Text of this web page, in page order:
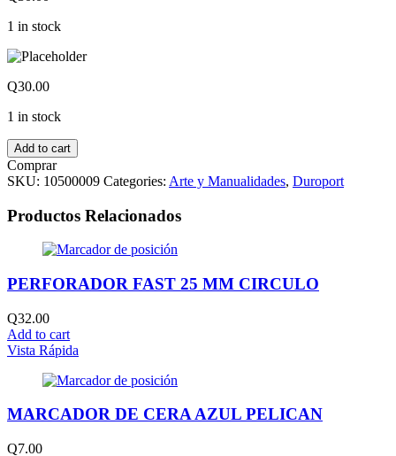
1 in stock
Q30.00
1 in stock
Add to cart
Comprar
SKU: 10500009 Categories: Arte y Manualidades, Duroport
Productos Relacionados
PERFORADOR FAST 25 MM CIRCULO
Q32.00
Add to cart
Vista Rápida
MARCADOR DE CERA AZUL PELICAN
Q7.00